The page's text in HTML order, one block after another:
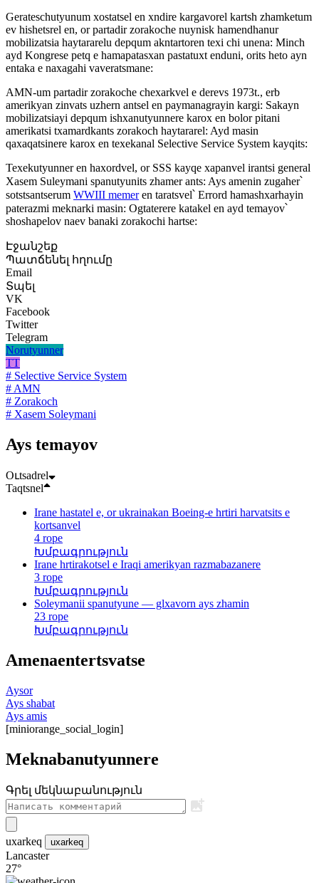
Gerateschutyunum xostatsel en xndire kargavorel kartsh zhamketum
ev hishetsrel en, or partadir zorakoche nuynisk hamendhanur
mobilizatsia haytararelu depqum akntartoren texi chi unena: Minch
ayd Kongrese petq e hamapatasxan pastatuxt enduni, orits heto ayn
entaka e naxagahi vaveratsmane:
AMN-um partadir zorakoche chexarkvel e derevs 1973t., erb
amerikyan zinvats uzhern antsel en paymanagrayin kargi: Sakayn
mobilizatsiayi depqum ishxanutyunnere karox en bolor pitani
amerikatsi txamardkants zorakoch haytararel: Ayd masin
qaxaqatsinere karox en texekanal Selective Service System kayqits:
Texekutyunner en haxordvel, or SSS kayqe xapanvel irantsi general
Xasem Suleymani spanutyunits zhamer ants: Ays amenin zugaher՝
sotstsantserum WWIII memeren taratsvel՝ Errord hamashxarhayin
paterazmi meknarki masin: Ogtaterere katakel en ayd temayov՝
shoshapelov naev banaki zorakochi hartse:
Էջանշեք
Պատճենել հղումը
Email
Տպել
VK
Facebook
Twitter
Telegram
Norutyunner
TT
# Selective Service System
# AMN
# Zorakoch
# Xasem Soleymani
Ays temayov
Oւtsadrel
Taqtsnel
Irane hastatel e, or ukrainakan Boeing-e hrtiri harvatsits e
kortsanvel
4 rope
Խմբագրություն
Irane hrtirakotsel e Iraqi amerikyan razmabazanere
3 rope
Խմբագրություն
Soleymanii spanutyune — glxavorn ays zhamin
23 rope
Խմբագրություն
Amenaentertsvatse
Aysor
Ays shabat
Ays amis
[miniorange_social_login]
Meknabanutyunnere
Գրել մեկնաբանություն
uxarkeq uxarkeq
Lancaster
27°